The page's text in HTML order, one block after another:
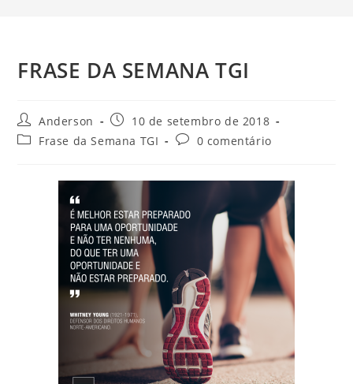
FRASE DA SEMANA TGI
Anderson
10 de setembro de 2018
Frase da Semana TGI
0 comentário